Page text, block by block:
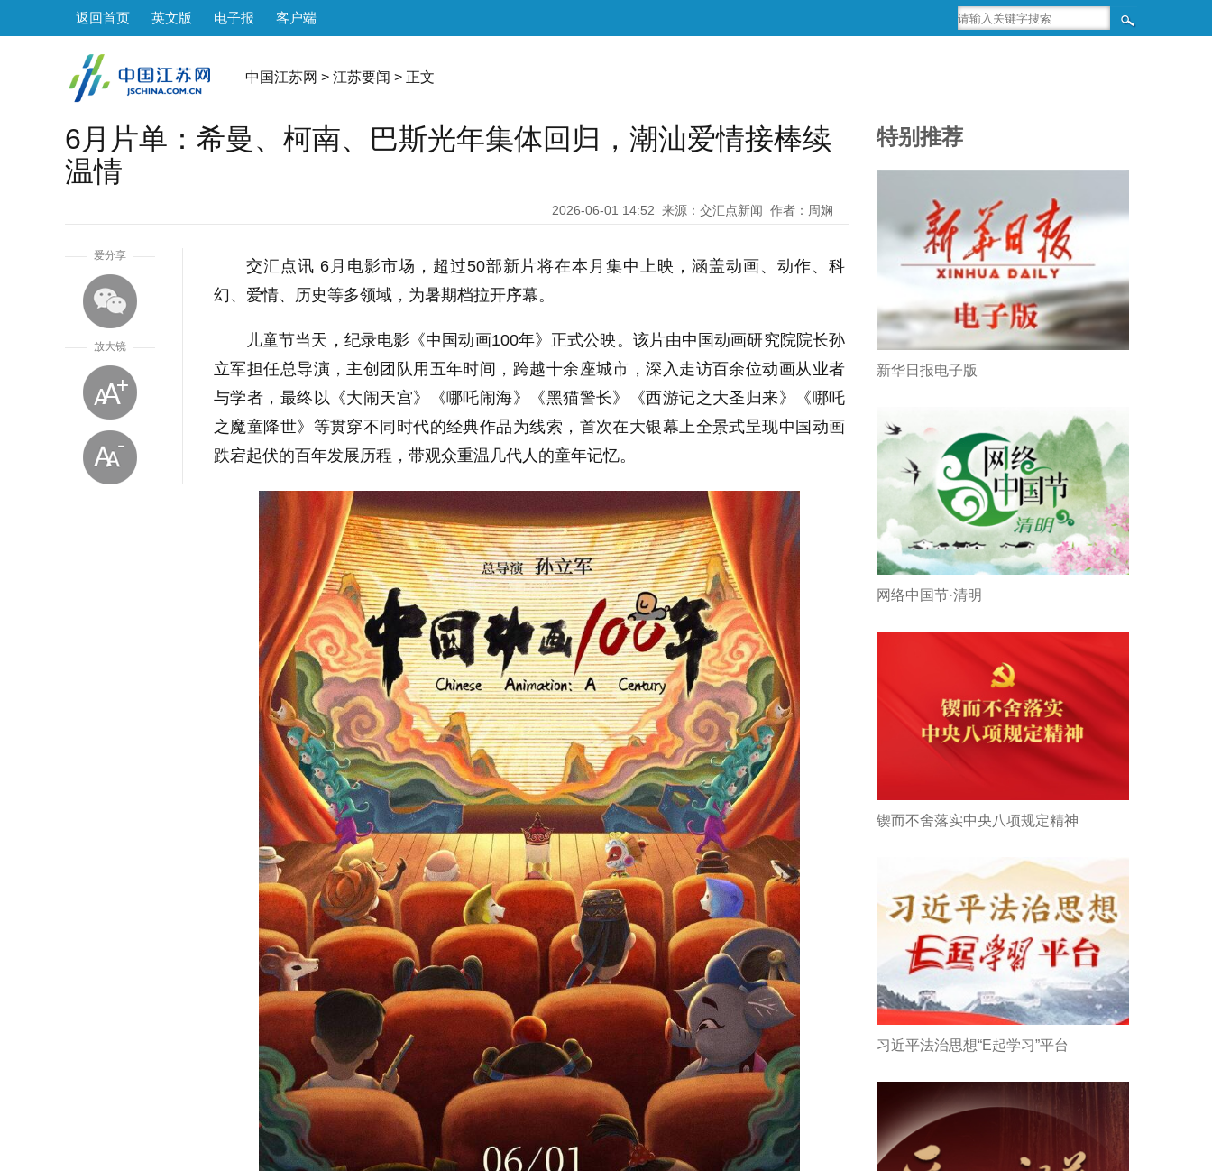
返回首页 英文版 电子报 客户端
中国江苏网 > 江苏要闻 > 正文
6月片单：希曼、柯南、巴斯光年集体回归，潮汕爱情接棒续
温情
2026-06-01 14:52 来源：交汇点新闻 作者：周娴
爱分享
放大镜
交汇点讯 6月电影市场，超过50部新片将在本月集中上映，涵盖动画、动作、科
幻、爱情、历史等多领域，为暑期档拉开序幕。
儿童节当天，纪录电影《中国动画100年》正式公映。该片由中国动画研究院院长孙
立军担任总导演，主创团队用五年时间，跨越十余座城市，深入走访百余位动画从业者
与学者，最终以《大闹天宫》《哪吒闹海》《黑猫警长》《西游记之大圣归来》《哪吒
之魔童降世》等贯穿不同时代的经典作品为线索，首次在大银幕上全景式呈现中国动画
跌宕起伏的百年发展历程，带观众重温几代人的童年记忆。
特别推荐
新华日报电子版
网络中国节·清明
锲而不舍落实中央八项规定精神
习近平法治思想“E起学习”平台